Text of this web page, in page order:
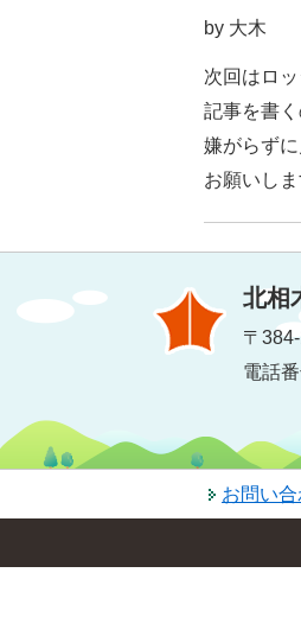
by 大木
次回はロ
記事を書
嫌がらずに
お願いし
北相
〒
電話
お問い